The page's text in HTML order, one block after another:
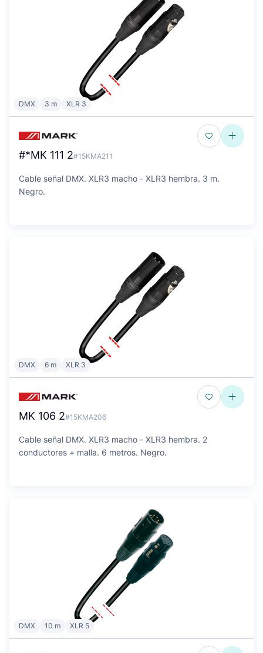
DMX 3 m XLR 3
#*MK 111 2#15KMA211
Cable señal DMX. XLR3 macho - XLR3 hembra. 3 m.
Negro.
DMX 6 m XLR 3
MK 106 2#15KMA206
Cable señal DMX. XLR3 macho - XLR3 hembra. 2
conductores + malla. 6 metros. Negro.
DMX 10 m XLR 5